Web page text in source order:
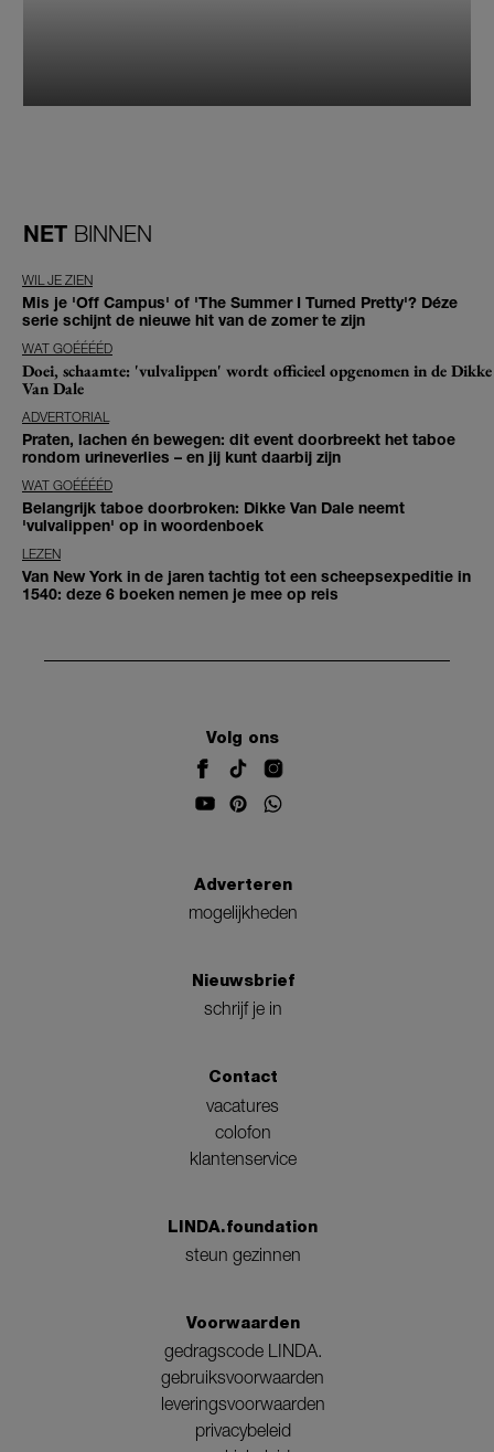
NET BINNEN
WIL JE ZIEN
Mis je 'Off Campus' of 'The Summer I Turned Pretty'? Déze
serie schijnt de nieuwe hit van de zomer te zijn
WAT GOÉÉÉÉD
Doei, schaamte: 'vulvalippen' wordt officieel opgenomen in de Dikke
Van Dale
ADVERTORIAL
Praten, lachen én bewegen: dit event doorbreekt het taboe
rondom urineverlies – en jij kunt daarbij zijn
WAT GOÉÉÉÉD
Belangrijk taboe doorbroken: Dikke Van Dale neemt
'vulvalippen' op in woordenboek
LEZEN
Van New York in de jaren tachtig tot een scheepsexpeditie in
1540: deze 6 boeken nemen je mee op reis
Volg ons
Adverteren
mogelijkheden
Nieuwsbrief
schrijf je in
Contact
vacatures
colofon
klantenservice
LINDA.foundation
steun gezinnen
Voorwaarden
gedragscode LINDA.
gebruiksvoorwaarden
leveringsvoorwaarden
privacybeleid